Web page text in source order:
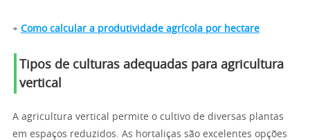
+ Como calcular a produtividade agrícola por hectare
Tipos de culturas adequadas para agricultura
vertical
A agricultura vertical permite o cultivo de diversas plantas
em espaços reduzidos. As hortaliças são excelentes opções